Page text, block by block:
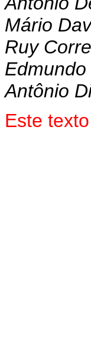
Mário
Ruy
Antônio
Este